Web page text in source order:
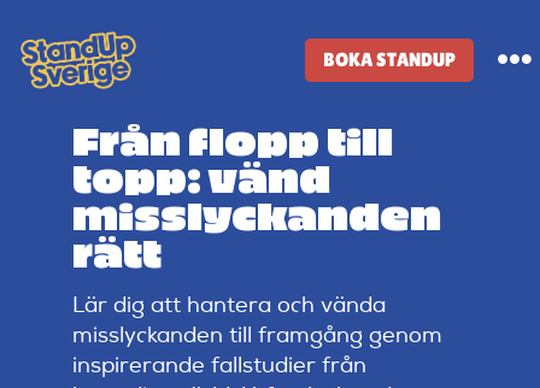
to
content
BOKA STANDUP
Standup-butik
Komiker
Lineup
Från flopp till
topp: vänd
misslyckanden
rätt
Lär dig att hantera och vända
misslyckanden till framgång genom
inspirerande fallstudier från